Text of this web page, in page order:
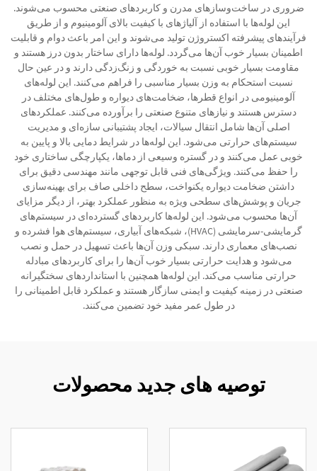
ضروری در ساخت‌وسازهای مدرن و کاربردهای صنعتی محسوب می‌شوند.
این لوله‌ها با استفاده از آلیاژهای با کیفیت بالای آلومینیوم و از طریق
فرآیندهای پیشرفته اکستروژن تولید می‌شوند و این امر باعث دوام و قابلیت
اطمینان بسیار خوب آن‌ها می‌گردد. لوله‌ها دارای ساختار بدون درز هستند و
مقاومت بسیار خوبی نسبت به خوردگی و زنگ‌زدگی دارند و در عین حال
نسبت استحکام به وزن بسیار مناسبی را فراهم می‌کنند. این لوله‌های
آلومینیومی در انواع قطرها، ضخامت‌های دیواره و طول‌های مختلف در
دسترس هستند و نیازهای متنوع صنعتی را برآورده می‌کنند. عملکردهای
اصلی آن‌ها شامل انتقال سیالات، ایجاد پشتیبانی سازه‌ای و مدیریت
سیستم‌های حرارتی می‌شود. این لوله‌ها در شرایط دمایی بالا و پایین به
خوبی عمل می‌کنند و در گستره وسیعی از دماها، یکپارچگی ساختاری خود
را حفظ می‌کنند. ویژگی‌های فنی قابل توجهی مانند مهندسی دقیق برای
داشتن ضخامت دیواره یکنواخت، سطح داخلی صاف برای بهینه‌سازی
جریان و پوشش‌های سطحی ویژه به منظور عملکرد بهتر، از دیگر مزایای
آن‌ها محسوب می‌شود. این لوله‌ها کاربردهای گسترده‌ای در سیستم‌های
گرمایشی-سرمایشی (HVAC)، شبکه‌های آبیاری، سیستم‌های هوا فشرده و
نصب‌های معماری دارند. سبکی وزن آن‌ها باعث تسهیل در حمل و نصب
می‌شود و هدایت حرارتی بسیار خوب آن‌ها را برای کاربردهای مبادله
حرارتی مناسب می‌کند. این لوله‌ها همچنین با استانداردهای سختگیرانه
صنعتی در زمینه کیفیت و ایمنی سازگار هستند و عملکرد قابل اطمینانی را
در طول عمر مفید خود تضمین می‌کنند.
توصیه های جدید محصولات